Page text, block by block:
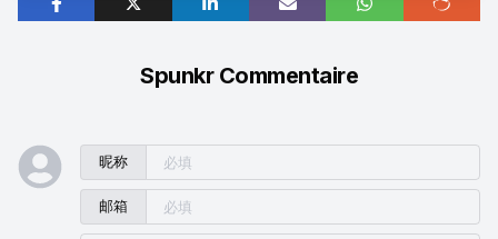
Spunkr Commentaire
昵称
邮箱